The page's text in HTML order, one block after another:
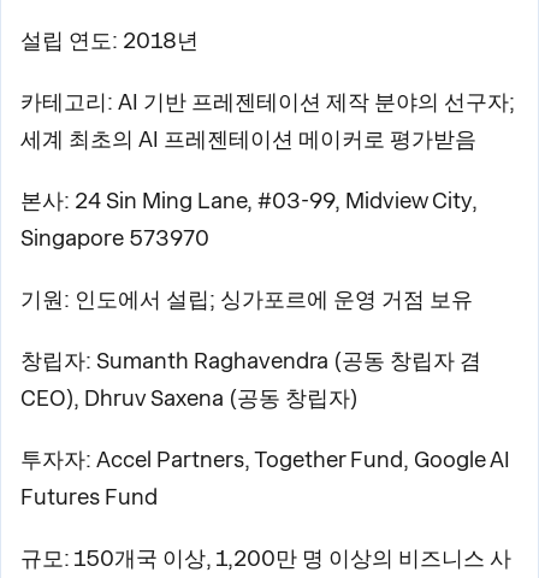
설립 연도: 2018년
카테고리: AI 기반 프레젠테이션 제작 분야의 선구자;
세계 최초의 AI 프레젠테이션 메이커로 평가받음
본사: 24 Sin Ming Lane, #03-99, Midview City,
Singapore 573970
기원: 인도에서 설립; 싱가포르에 운영 거점 보유
창립자: Sumanth Raghavendra (공동 창립자 겸
CEO), Dhruv Saxena (공동 창립자)
투자자: Accel Partners, Together Fund, Google AI
Futures Fund
규모: 150개국 이상, 1,200만 명 이상의 비즈니스 사